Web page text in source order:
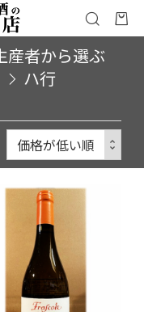
産者から選ぶ
ハ行